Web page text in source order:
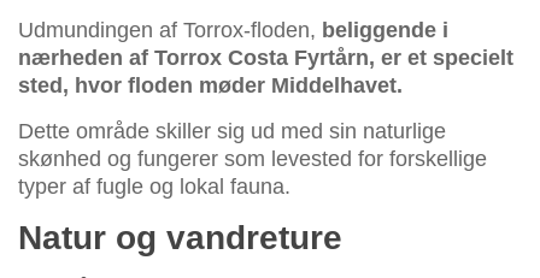
Udmundingen af Torrox-floden, beliggende i
nærheden af ​​Torrox Costa Fyrtårn, er et specielt
sted, hvor floden møder Middelhavet.
Dette område skiller sig ud med sin naturlige
skønhed og fungerer som levested for forskellige
typer af fugle og lokal fauna.
Natur og vandreture